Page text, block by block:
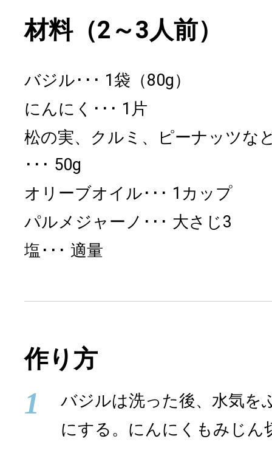
材料（2～3人前）
バジル
1袋（80g）
にんにく
1片
松の実、クルミ、ピーナッツな
50g
オリーブオイル
1カップ
パルメジャーノ
大さじ3
塩
適量
作り方
1
バジルは洗った後、水気を
にする。にんにくもみじん